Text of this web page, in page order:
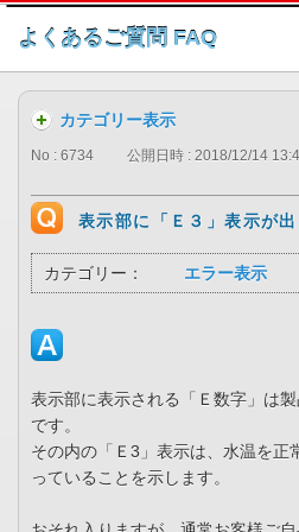
このページの
よくあるご質問 FAQ
カテゴリー表示
No : 6734 公開日時 : 2018/12/14
表示部に「Ｅ３」表示が出
カテゴリー： エラー表示
表示部に表示される「Ｅ数字」は
です。
その内の「Ｅ3」表示は、水温を正
っていることを示します。